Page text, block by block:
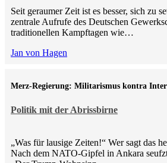
Seit geraumer Zeit ist es besser, sich zu
zentrale Aufrufe des Deutschen
traditionellen Kampftagen wie…
Jan von Hagen
Politik mit der Abrissbirne
Merz-Regierung: Militarismus kontra
„Was für lausige Zeiten!“ Wer sagt das
Nach dem NATO-Gipfel in Ankara